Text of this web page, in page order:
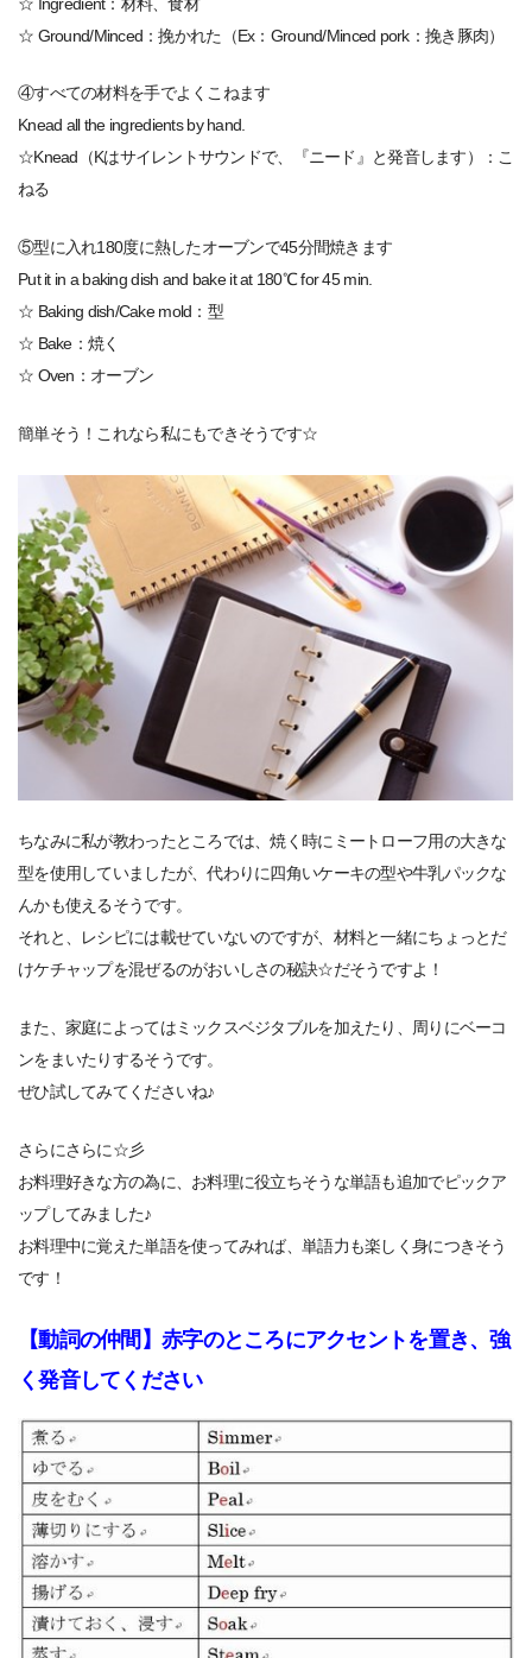
☆ Ground/Minced：挽かれた（Ex：Ground/Minced pork：挽き豚肉）
④すべての材料を手でよくこねます
Knead all the ingredients by hand.
☆Knead（Kはサイレントサウンドで、『ニード』と発音します）：こ
ねる
⑤型に入れ180度に熱したオーブンで45分間焼きます
Put it in a baking dish and bake it at 180℃ for 45 min.
☆ Baking dish/Cake mold：型
☆ Bake：焼く
☆ Oven：オーブン
簡単そう！これなら私にもできそうです☆
ちなみに私が教わったところでは、焼く時にミートローフ用の大きな
型を使用していましたが、代わりに四角いケーキの型や牛乳パックな
んかも使えるそうです。
それと、レシピには載せていないのですが、材料と一緒にちょっとだ
けケチャップを混ぜるのがおいしさの秘訣☆だそうですよ！
また、家庭によってはミックスベジタブルを加えたり、周りにベーコ
ンをまいたりするそうです。
ぜひ試してみてくださいね♪
さらにさらに☆彡
お料理好きな方の為に、お料理に役立ちそうな単語も追加でピックア
ップしてみました♪
お料理中に覚えた単語を使ってみれば、単語力も楽しく身につきそう
です！
【動詞の仲間】赤字のところにアクセントを置き、強
く発音してください